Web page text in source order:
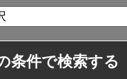
条件で検索する